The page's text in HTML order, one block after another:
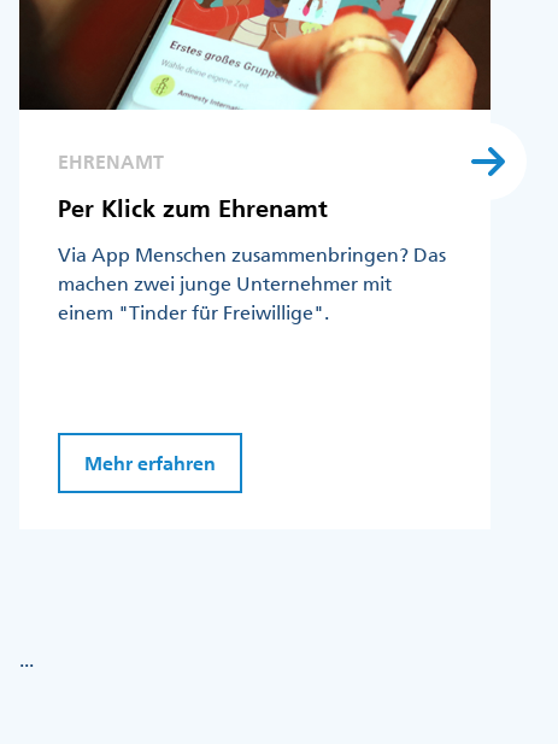
EHRENAMT
Per Klick zum Ehrenamt
Via App Menschen zusammenbringen? Das
machen zwei junge Unternehmer mit
einem "Tinder für Freiwillige".
Mehr erfahren
...